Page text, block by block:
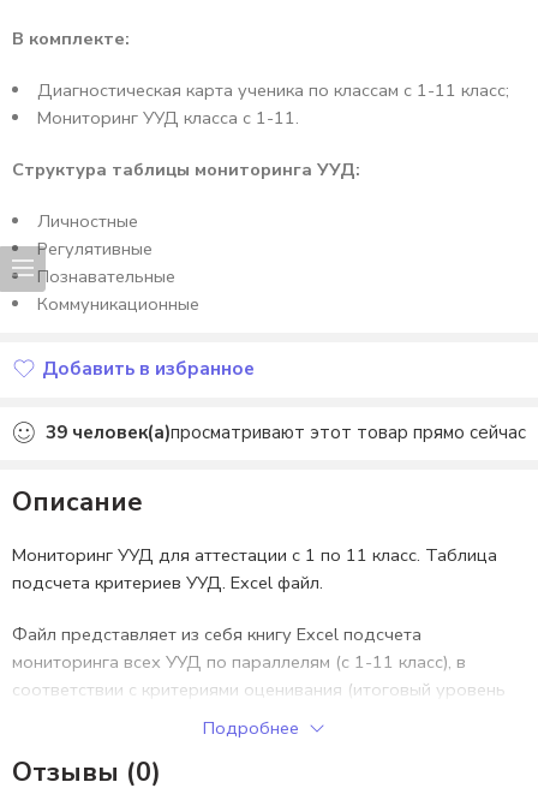
В комплекте:
Диагностическая карта ученика по классам с 1-11 класс;
Мониторинг УУД класса с 1-11.
Структура таблицы мониторинга УУД:
Личностные
Регулятивные
Познавательные
Коммуникационные
Добавить в избранное
39 человек(а)просматривают этот товар прямо сейчас
Описание
Мониторинг УУД для аттестации с 1 по 11 класс. Таблица
подсчета критериев УУД. Еxcel файл.
Файл представляет из себя книгу Excel подсчета
мониторинга всех УУД по параллелям (с 1-11 класс), в
соответствии с критериями оценивания (итоговый уровень
(высокий, средний, низкий). Для каждой параллели есть
индивидуальная диагностическая карта с подробным
освещением критериев и их разбалловкой, с местом для
Подробнее
Отзывы (0)